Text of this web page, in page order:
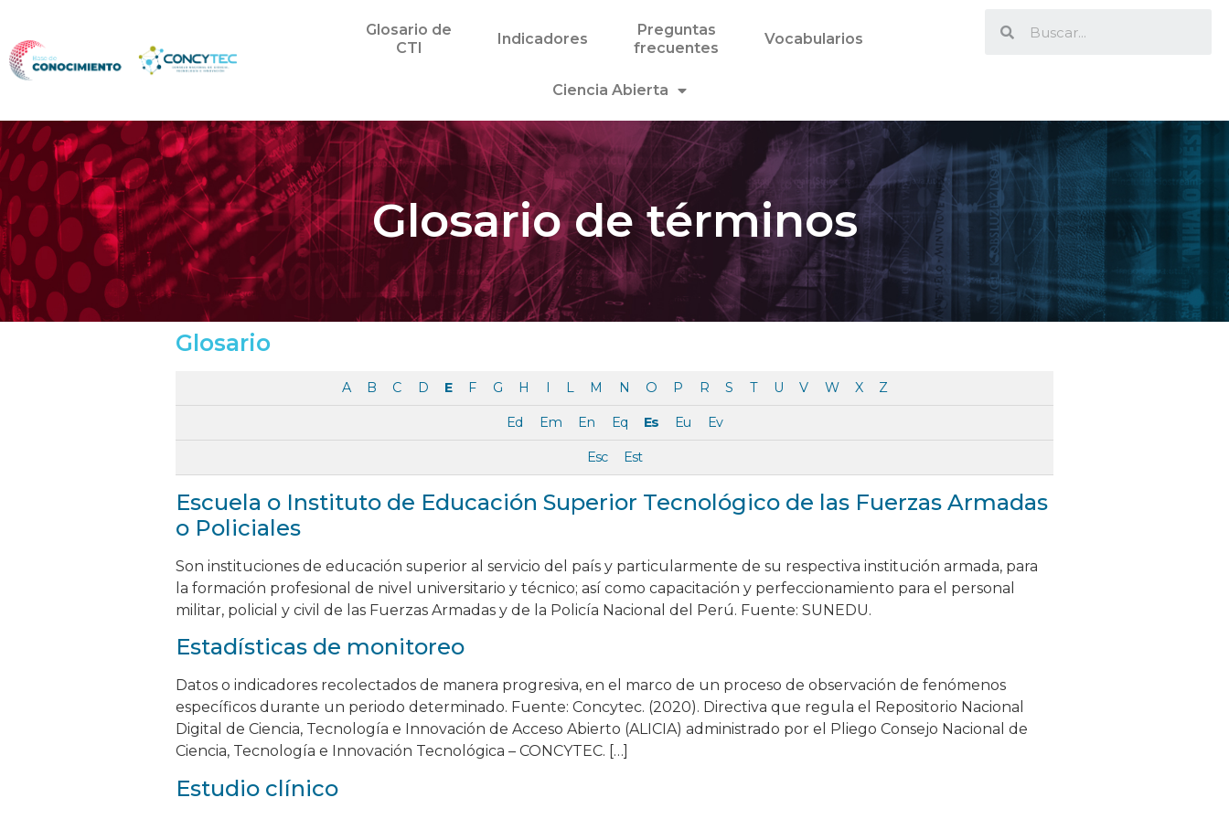
Glosario de
CTI
Indicadores
Preguntas
frecuentes
Vocabularios
Ciencia Abierta
Glosario de términos
Glosario
A B C D E F G H I L M N O P R S T U V W X Z
Ed Em En Eq Es Eu Ev
Esc Est
Escuela o Instituto de Educación Superior Tecnológico de las Fuerzas Armadas
o Policiales
Son instituciones de educación superior al servicio del país y particularmente de su respectiva institución armada, para
la formación profesional de nivel universitario y técnico; así como capacitación y perfeccionamiento para el personal
militar, policial y civil de las Fuerzas Armadas y de la Policía Nacional del Perú. Fuente: SUNEDU.
Estadísticas de monitoreo
Datos o indicadores recolectados de manera progresiva, en el marco de un proceso de observación de fenómenos
específicos durante un periodo determinado. Fuente: Concytec. (2020). Directiva que regula el Repositorio Nacional
Digital de Ciencia, Tecnología e Innovación de Acceso Abierto (ALICIA) administrado por el Pliego Consejo Nacional de
Ciencia, Tecnología e Innovación Tecnológica – CONCYTEC. […]
Estudio clínico